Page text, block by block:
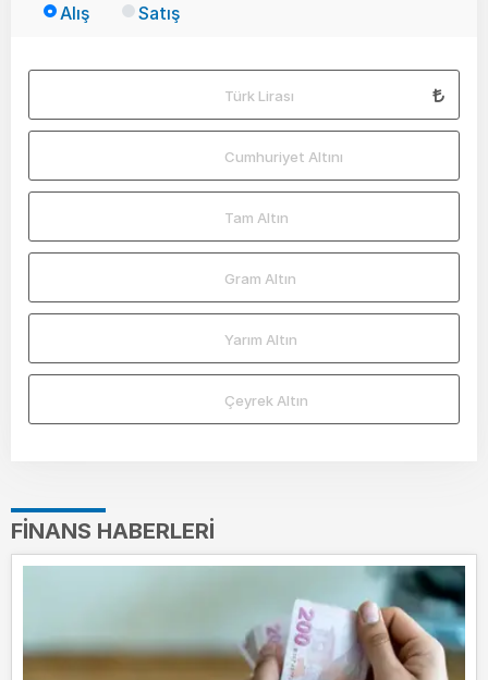
Alış Satış
Türk Lirası
Cumhuriyet Altını
Tam Altın
Gram Altın
Yarım Altın
Çeyrek Altın
FINANS HABERLERI